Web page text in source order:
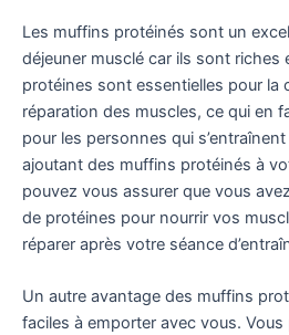
Les muffins protéinés sont un
déjeuner musclé car ils sont riches
protéines sont essentielles pour la
réparation des muscles, ce qui en
pour les personnes qui
ajoutant des muffins protéinés à
pouvez vous assurer que vous
de protéines pour nourrir vos
réparer après votre séance
Un autre avantage des muffins
faciles à emporter avec vous.